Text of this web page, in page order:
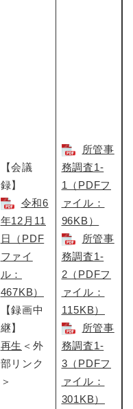
【会議
録】
令和6
年12月11
日​（PDF
ファイ
ル：
467KB）
【録画中
継】
再生 ＜外
部リンク
＞
所管事
務調査1-
1（PDFフ
ァイル：
96KB）
所管事
務調査1-
2（PDFフ
ァイル：
115KB）
所管事
務調査1-
3（PDFフ
ァイル：
301KB）